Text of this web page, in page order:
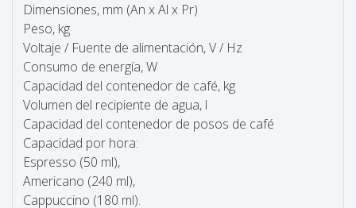
Dimensiones, mm (An x Al x Pr)
Peso, kg
Voltaje / Fuente de alimentación, V / Hz
Consumo de energía, W
Capacidad del contenedor de café, kg
Volumen del recipiente de agua, l
Capacidad del contenedor de posos de café
Capacidad por hora:
Espresso (50 ml),
Americano (240 ml),
Cappuccino (180 ml).